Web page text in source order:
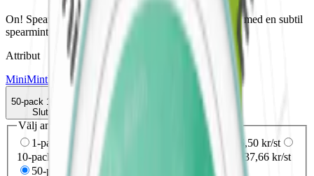
On! Spearmint Mini är ett mildare tobaksfritt vitt snus med en subtil
spearmintsmak. Innehåller 3 mg nikotin per minisnus.
Attribut
MiniMintNormal Torr Portion
50-pack 1 824 kr
Slut i lager
Välj antal dosor
1-pack
182,50 kr 36,50 kr/st
10-pack
1 129,80 kr 37,66 kr/st
50-pack